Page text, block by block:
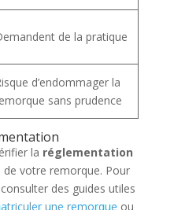
de la pratique
d’endommager la
sans prudence
la réglementation
de votre remorque. Pour
des guides utiles
une remorque ou